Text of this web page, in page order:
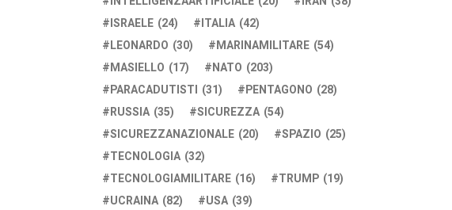
ISRAELE (24) ITALIA (42)
LEONARDO (30) MARINAMILITARE (54)
MASIELLO (17) NATO (203)
PARACADUTISTI (31) PENTAGONO (28)
RUSSIA (35) SICUREZZA (54)
SICUREZZANAZIONALE (20) SPAZIO (25)
TECNOLOGIA (32)
TECNOLOGIAMILITARE (16) TRUMP (19)
UCRAINA (82) USA (39)